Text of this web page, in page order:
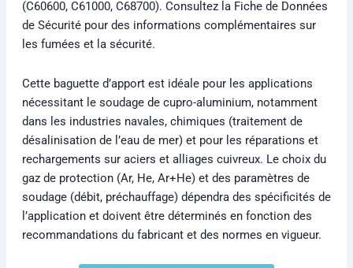
(C60600, C61000, C68700). Consultez la Fiche de Données
de Sécurité pour des informations complémentaires sur
les fumées et la sécurité.
Cette baguette d’apport est idéale pour les applications
nécessitant le soudage de cupro-aluminium, notamment
dans les industries navales, chimiques (traitement de
désalinisation de l’eau de mer) et pour les réparations et
rechargements sur aciers et alliages cuivreux. Le choix du
gaz de protection (Ar, He, Ar+He) et des paramètres de
soudage (débit, préchauffage) dépendra des spécificités de
l’application et doivent être déterminés en fonction des
recommandations du fabricant et des normes en vigueur.